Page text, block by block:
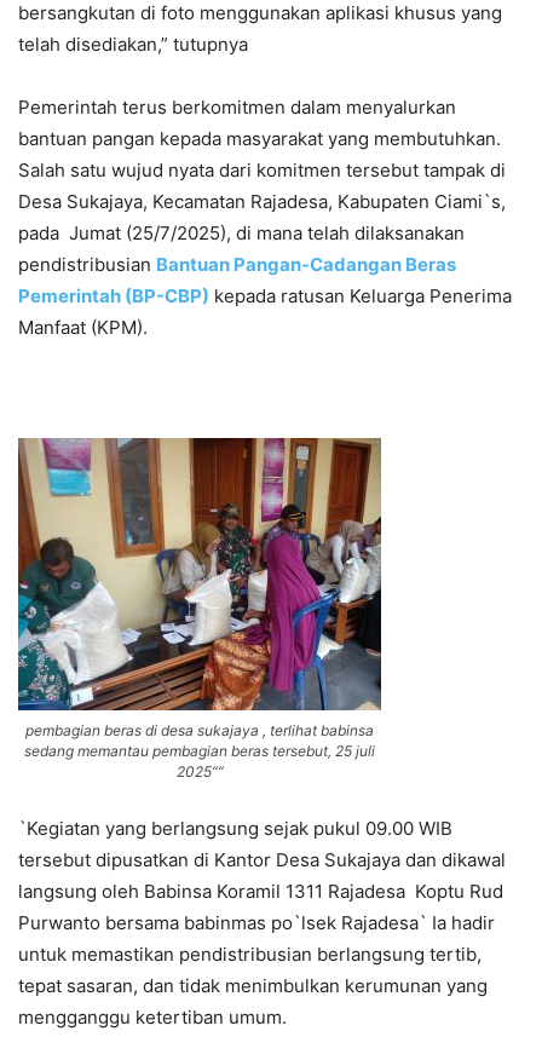
bersangkutan di foto menggunakan aplikasi khusus yang
telah disediakan,” tutupnya
Pemerintah terus berkomitmen dalam menyalurkan
bantuan pangan kepada masyarakat yang membutuhkan.
Salah satu wujud nyata dari komitmen tersebut tampak di
Desa Sukajaya, Kecamatan Rajadesa, Kabupaten Ciami`s,
pada Jumat (25/7/2025), di mana telah dilaksanakan
pendistribusian Bantuan Pangan-Cadangan Beras
Pemerintah (BP-CBP) kepada ratusan Keluarga Penerima
Manfaat (KPM).
pembagian beras di desa sukajaya , terlihat babinsa
sedang memantau pembagian beras tersebut, 25 juli
2025““
`Kegiatan yang berlangsung sejak pukul 09.00 WIB
tersebut dipusatkan di Kantor Desa Sukajaya dan dikawal
langsung oleh Babinsa Koramil 1311 Rajadesa Koptu Rud
Purwanto bersama babinmas po`lsek Rajadesa` Ia hadir
untuk memastikan pendistribusian berlangsung tertib,
tepat sasaran, dan tidak menimbulkan kerumunan yang
mengganggu ketertiban umum.